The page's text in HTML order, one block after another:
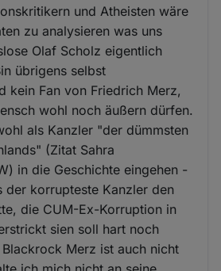
und Atheisten wäre
zu analysieren was uns
Olaf Scholz eigentlich
übrigens selbst
kein Fan von Friedrich Merz,
wohl noch äußern dürfen.
als Kanzler "der dümmsten
(Zitat Sahra
in die Geschichte eingehen -
der korrupteste Kanzler den
die CUM-Ex-Korruption in
sien soll hart noch
Merz ist auch nicht